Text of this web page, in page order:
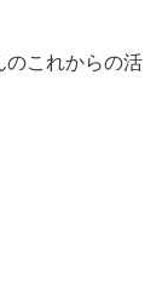
のこれからの活